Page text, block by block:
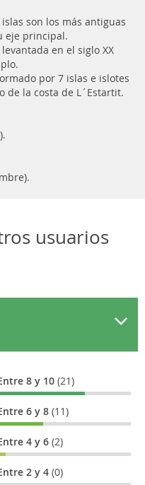
son los más antiguas
eje principal.
en el siglo XX
por 7 islas e islotes
de la costa de L´Estartit.
usuarios
8 y 10(21)
6 y 8(11)
4 y 6(2)
2 y 4(0)